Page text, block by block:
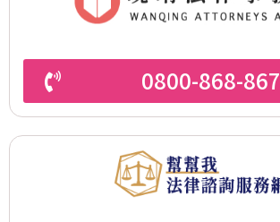
0800-868-867